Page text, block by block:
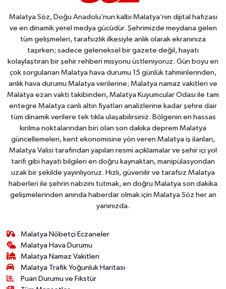
Malatya Söz, Doğu Anadolu’nun kalbi Malatya’nın dijital hafızası
ve en dinamik yerel medya gücüdür. Şehrimizde meydana gelen
tüm gelişmeleri, tarafsızlık ilkesiyle anlık olarak ekranınıza
taşırken; sadece geleneksel bir gazete değil, hayatı
kolaylaştıran bir şehir rehberi misyonu üstleniyoruz. Gün boyu en
çok sorgulanan Malatya hava durumu 15 günlük tahminlerinden,
anlık hava durumu Malatya verilerine; Malatya namaz vakitleri ve
Malatya ezan vakti takibinden, Malatya Kuyumcular Odası ile tam
entegre Malatya canlı altın fiyatları analizlerine kadar şehre dair
tüm dinamik verilere tek tıkla ulaşabilirsiniz. Bölgenin en hassas
kırılma noktalarından biri olan son dakika deprem Malatya
güncellemeleri, kent ekonomisine yön veren Malatya iş ilanları,
Malatya Valisi tarafından yapılan resmi açıklamalar ve şehir içi yol
tarifi gibi hayati bilgileri en doğru kaynaktan, manipülasyondan
uzak bir şekilde yayınlıyoruz. Hızlı, güvenilir ve tarafsız Malatya
haberleri ile şehrin nabzını tutmak, en doğru Malatya son dakika
gelişmelerinden anında haberdar olmak için Malatya Söz her an
yanınızda.
Malatya Nöbetçi Eczaneler
Malatya Hava Durumu
Malatya Namaz Vakitleri
Malatya Trafik Yoğunluk Haritası
Puan Durumu ve Fikstür